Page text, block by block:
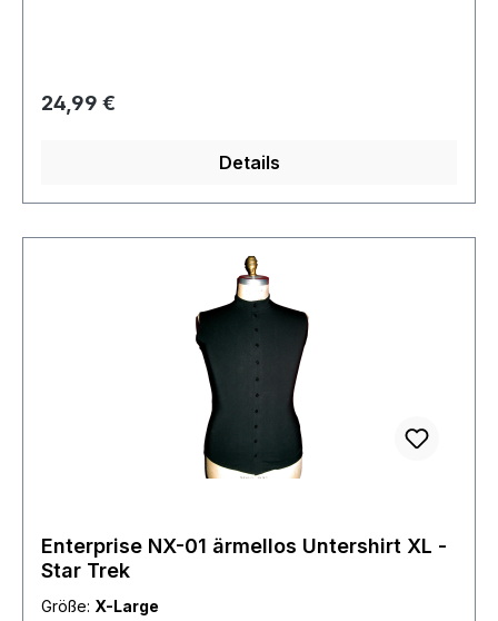
Regulärer Preis:
24,99 €
Details
Enterprise NX-01 ärmellos Untershirt XL -
Star Trek
Größe: X-Large